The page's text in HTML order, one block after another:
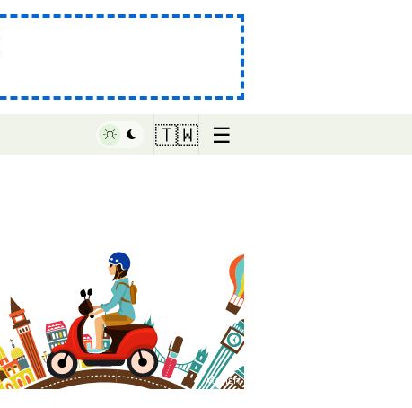
🇹🇼 ☰
♥ Marish